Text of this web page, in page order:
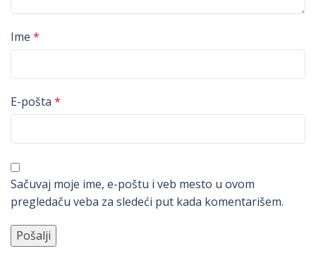
Ime *
E-pošta *
Sačuvaj moje ime, e-poštu i veb mesto u ovom
pregledaču veba za sledeći put kada komentarišem.